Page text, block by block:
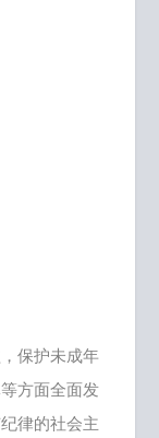
保护未成年
方面全面发
律的社会主